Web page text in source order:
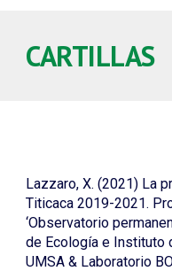
CARTILLAS
Lazzaro, X. (2021) La
Titicaca 2019-2021.
‘Observatorio
de Ecología e Instituto
UMSA & Laboratorio